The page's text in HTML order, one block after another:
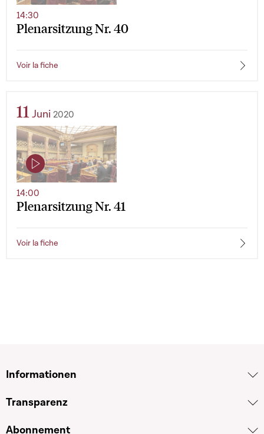
Plenarsitzung Nr. 40
14:30
Voir la fiche
11Juni 2020
Plenarsitzung Nr. 41
14:00
Voir la fiche
Informationen
Transparenz
Abonnement